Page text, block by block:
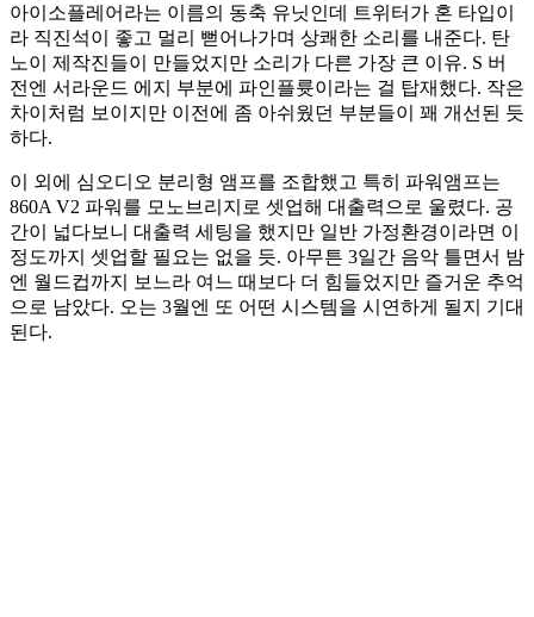
아이소플레어라는 이름의 동축 유닛인데 트위터가 혼 타입이
라 직진석이 좋고 멀리 뻗어나가며 상쾌한 소리를 내준다. 탄
노이 제작진들이 만들었지만 소리가 다른 가장 큰 이유. S 버
전엔 서라운드 에지 부분에 파인플륫이라는 걸 탑재했다. 작은
차이처럼 보이지만 이전에 좀 아쉬웠던 부분들이 꽤 개선된 듯
하다.
이 외에 심오디오 분리형 앰프를 조합했고 특히 파워앰프는
860A V2 파워를 모노브리지로 셋업해 대출력으로 울렸다. 공
간이 넓다보니 대출력 세팅을 했지만 일반 가정환경이라면 이
정도까지 셋업할 필요는 없을 듯. 아무튼 3일간 음악 틀면서 밤
엔 월드컵까지 보느라 여느 때보다 더 힘들었지만 즐거운 추억
으로 남았다. 오는 3월엔 또 어떤 시스템을 시연하게 될지 기대
된다.